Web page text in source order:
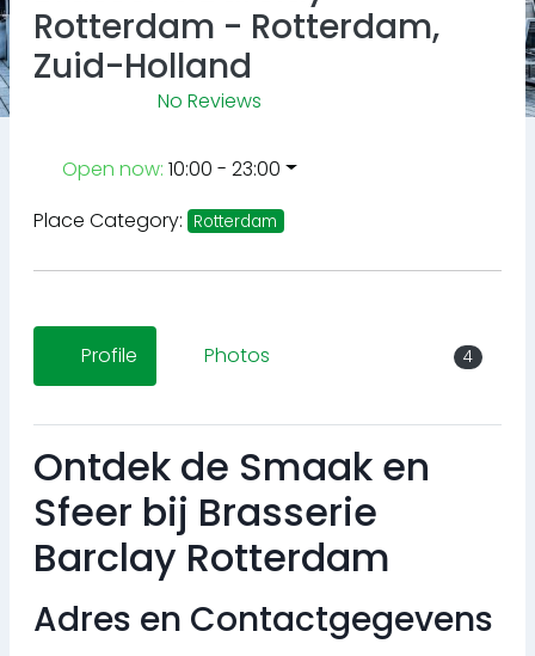
Rotterdam - Rotterdam,
Zuid-Holland
No Reviews
Open now: 10:00 - 23:00
Place Category: Rotterdam
Profile Photos 4
Ontdek de Smaak en
Sfeer bij Brasserie
Barclay Rotterdam
Adres en Contactgegevens